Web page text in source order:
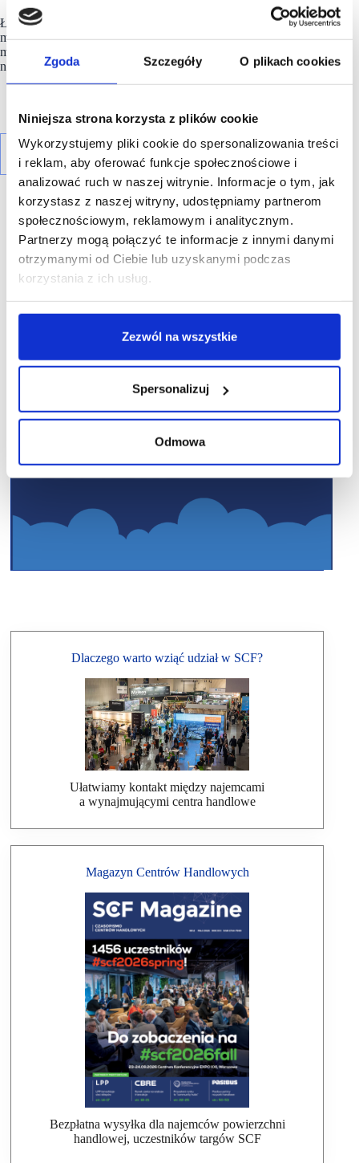
Zgoda Szczegóły O plikach cookies
Niniejsza strona korzysta z plików cookie
Wykorzystujemy pliki cookie do spersonalizowania treści
i reklam, aby oferować funkcje społecznościowe i
analizować ruch w naszej witrynie. Informacje o tym, jak
korzystasz z naszej witryny, udostępniamy partnerom
społecznościowym, reklamowym i analitycznym.
Partnerzy mogą połączyć te informacje z innymi danymi
otrzymanymi od Ciebie lub uzyskanymi podczas
korzystania z ich usług.
Zezwól na wszystkie
Spersonalizuj
Odmowa
Łączna powierzchnia najmu w Polsce to ponad 760 tysięcy
metrów kwadratowych, w skali
międzynarodowej
najmu.
Dlaczego warto wziąć udział w SCF?
Ułatwiamy kontakt między najemcami
a wynajmującymi centra handlowe
Magazyn Centrów Handlowych
Bezpłatna wysyłka dla najemców powierzchni
handlowej, uczestników targów SCF